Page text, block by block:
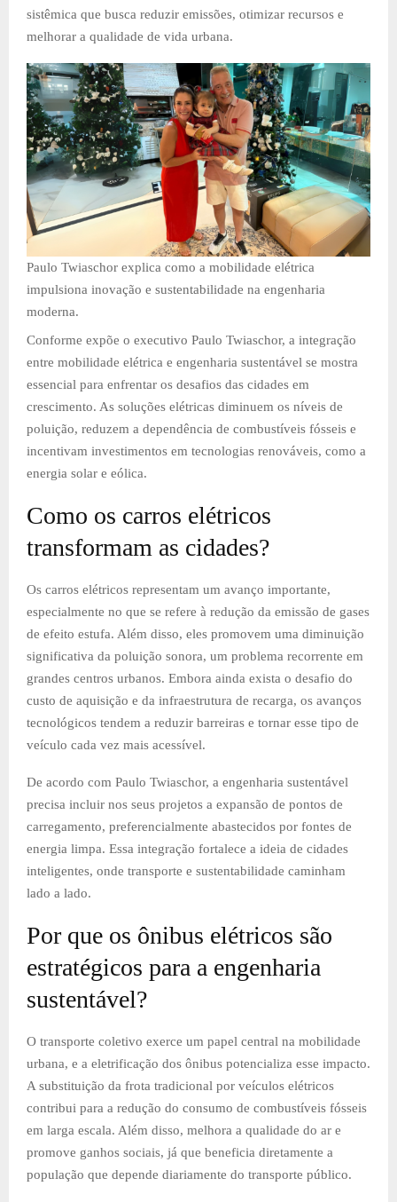
sistêmica que busca reduzir emissões, otimizar recursos e
melhorar a qualidade de vida urbana.
Paulo Twiaschor explica como a mobilidade elétrica
impulsiona inovação e sustentabilidade na engenharia
moderna.
Conforme expõe o executivo Paulo Twiaschor, a integração
entre mobilidade elétrica e engenharia sustentável se mostra
essencial para enfrentar os desafios das cidades em
crescimento. As soluções elétricas diminuem os níveis de
poluição, reduzem a dependência de combustíveis fósseis e
incentivam investimentos em tecnologias renováveis, como a
energia solar e eólica.
Como os carros elétricos
transformam as cidades?
Os carros elétricos representam um avanço importante,
especialmente no que se refere à redução da emissão de gases
de efeito estufa. Além disso, eles promovem uma diminuição
significativa da poluição sonora, um problema recorrente em
grandes centros urbanos. Embora ainda exista o desafio do
custo de aquisição e da infraestrutura de recarga, os avanços
tecnológicos tendem a reduzir barreiras e tornar esse tipo de
veículo cada vez mais acessível.
De acordo com Paulo Twiaschor, a engenharia sustentável
precisa incluir nos seus projetos a expansão de pontos de
carregamento, preferencialmente abastecidos por fontes de
energia limpa. Essa integração fortalece a ideia de cidades
inteligentes, onde transporte e sustentabilidade caminham
lado a lado.
Por que os ônibus elétricos são
estratégicos para a engenharia
sustentável?
O transporte coletivo exerce um papel central na mobilidade
urbana, e a eletrificação dos ônibus potencializa esse impacto.
A substituição da frota tradicional por veículos elétricos
contribui para a redução do consumo de combustíveis fósseis
em larga escala. Além disso, melhora a qualidade do ar e
promove ganhos sociais, já que beneficia diretamente a
população que depende diariamente do transporte público.